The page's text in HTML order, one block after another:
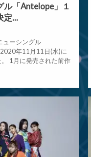
ル「Antelope」１
定...
ューシングル
年11月11日(水)に
1月に発売された前作